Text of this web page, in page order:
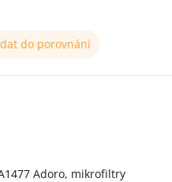
do porovnání
Adoro, mikrofiltry